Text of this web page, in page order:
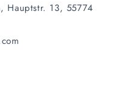
Hauptstr. 13, 55774